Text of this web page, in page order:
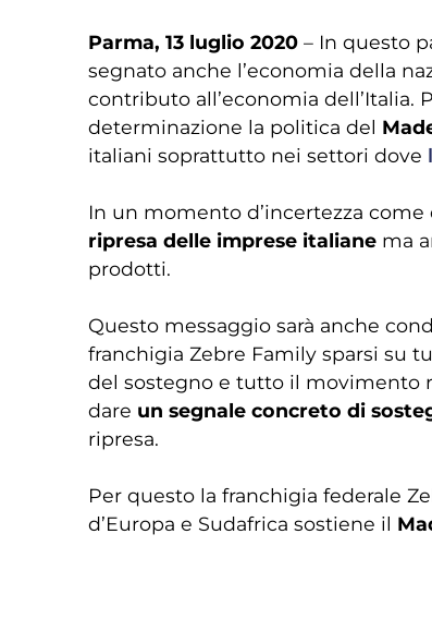
Parma, 13 luglio 2020– In questo
segnato anche l’economia della
contributo all’economia dell’Italia.
determinazione la politica del
italiani soprattutto nei settori dove
In un momento d’incertezza
ripresa delle imprese italianema
prodotti.
Questo messaggio sarà anche
franchigia Zebre Family sparsi su
del sostegno e tutto il movimento
dare un segnale concreto di
ripresa.
Per questo la franchigia federale
d’Europa e Sudafrica sostiene il